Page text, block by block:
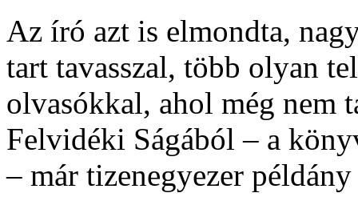
Az író azt is elmondta,
tart tavasszal, több olyan
olvasókkal, ahol még nem
Felvidéki Ságából – a
– már tizenegyezer